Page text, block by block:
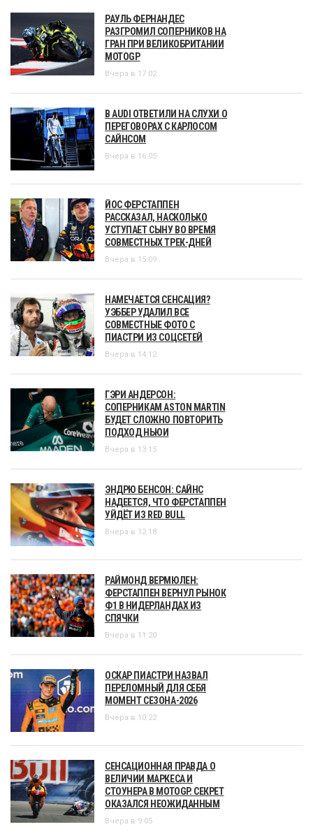
РАУЛЬ ФЕРНАНДЕС
РАЗГРОМИЛ СОПЕРНИКОВ НА
ГРАН ПРИ ВЕЛИКОБРИТАНИИ
MOTOGP
Вчера в 17:02
В AUDI ОТВЕТИЛИ НА СЛУХИ О
ПЕРЕГОВОРАХ С КАРЛОСОМ
САЙНСОМ
Вчера в 16:05
ЙОС ФЕРСТАППЕН
РАССКАЗАЛ, НАСКОЛЬКО
УСТУПАЕТ СЫНУ ВО ВРЕМЯ
СОВМЕСТНЫХ ТРЕК-ДНЕЙ
Вчера в 15:09
НАМЕЧАЕТСЯ СЕНСАЦИЯ?
УЭББЕР УДАЛИЛ ВСЕ
СОВМЕСТНЫЕ ФОТО С
ПИАСТРИ ИЗ СОЦСЕТЕЙ
Вчера в 14:12
ГЭРИ АНДЕРСОН:
СОПЕРНИКАМ ASTON MARTIN
БУДЕТ СЛОЖНО ПОВТОРИТЬ
ПОДХОД НЬЮИ
Вчера в 13:15
ЭНДРЮ БЕНСОН: САЙНС
НАДЕЕТСЯ, ЧТО ФЕРСТАППЕН
УЙДЁТ ИЗ RED BULL
Вчера в 12:18
РАЙМОНД ВЕРМЮЛЕН:
ФЕРСТАППЕН ВЕРНУЛ РЫНОК
Ф1 В НИДЕРЛАНДАХ ИЗ
СПЯЧКИ
Вчера в 11:20
ОСКАР ПИАСТРИ НАЗВАЛ
ПЕРЕЛОМНЫЙ ДЛЯ СЕБЯ
МОМЕНТ СЕЗОНА-2026
Вчера в 10:22
СЕНСАЦИОННАЯ ПРАВДА О
ВЕЛИЧИИ МАРКЕСА И
СТОУНЕРА В MOTOGP. СЕКРЕТ
ОКАЗАЛСЯ НЕОЖИДАННЫМ
Вчера в 9:05